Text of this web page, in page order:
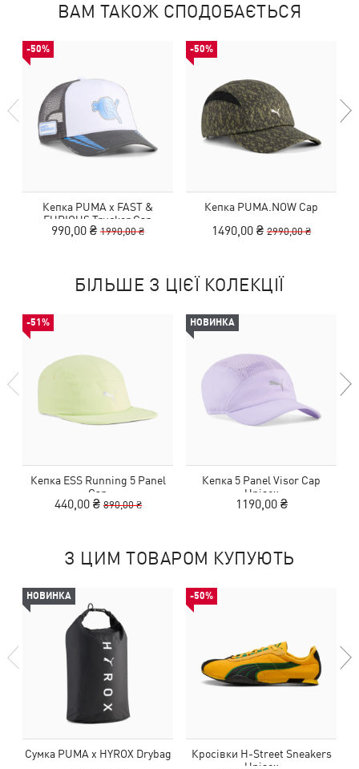
ВАМ ТАКОЖ СПОДОБАЄТЬСЯ
-50%
Кепка PUMA x FAST &
FURIOUS Trucker Cap
990,00 ₴ 1990,00 ₴
-50%
Кепка PUMA.NOW Cap
1490,00 ₴ 2990,00 ₴
БІЛЬШЕ З ЦІЄЇ КОЛЕКЦІЇ
-51%
Кепка ESS Running 5 Panel
Cap
440,00 ₴ 890,00 ₴
НОВИНКА
Кепка 5 Panel Visor Cap
Unisex
1190,00 ₴
З ЦИМ ТОВАРОМ КУПУЮТЬ
НОВИНКА
Сумка PUMA x HYROX Drybag
-50%
Кросівки H-Street Sneakers
Unisex